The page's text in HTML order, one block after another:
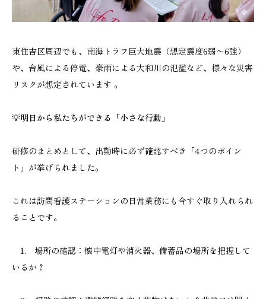
東住吉区周辺でも、南海トラフ巨大地震（想定震度6弱〜6強）
や、台風による停電、豪雨による大和川の氾濫など、様々な災害
リスクが想定されています 。
💡明日から私たちができる「小さな行動」
研修のまとめとして、出勤時に必ず確認すべき「4つのポイン
ト」が挙げられました。
これは訪問看護ステーションの日常業務にも今すぐ取り入れられ
ることです。
1. 場所の確認：懐中電灯や消火器、備蓄品の場所を把握して
いるか？